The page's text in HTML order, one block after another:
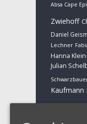
Absa Cape
Zwiehoff
Daniel
Lechner
Hanna Klein
Julian
Kaufmann
Rieder